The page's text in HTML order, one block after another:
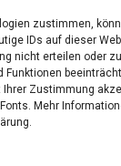
zustimmen,
IDs auf dieser
nicht erteilen oder
Funktionen
Ihrer Zustimmung
Mehr